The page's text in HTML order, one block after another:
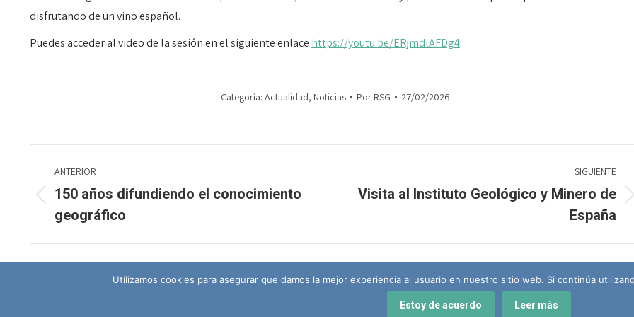
disfrutando de un vino español.
Puedes acceder al video de la sesión en el siguiente enlace https://youtu.be/ERjmdlAFDg4
Categoría: Actualidad, Noticias Por RSG 27/02/2026
entre
publicaciones
ANTERIOR
Publicación
anterior:
150 años difundiendo el conocimiento
geográfico
SIGUIENTE
Publicación
Visita al Instituto Geológico y Minero de
España
Real Sociedad
Utilizamos cookies para asegurar que damos la mejor experiencia al usuario en nuestro sitio web. Si continúa
Estoy de acuerdo Leer más